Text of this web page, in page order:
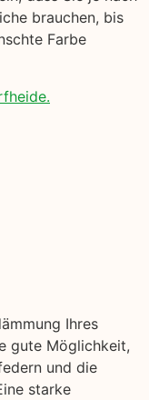
brauchen, bis
Farbe
Ihres
gute Möglichkeit,
und die
starke